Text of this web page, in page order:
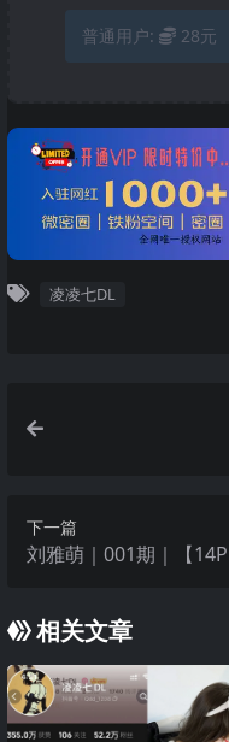
普通用户: 28元
凌凌七DL
下一篇
刘雅萌｜001期｜【14P
相关文章